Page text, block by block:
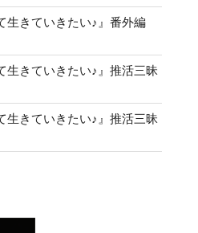
生きていきたい♪』番外編
生きていきたい♪』推活三昧
生きていきたい♪』推活三昧